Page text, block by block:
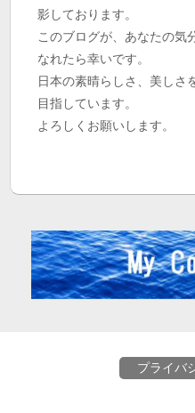
影しております。
このブログが、あなたの気
なれたら幸いです。
日本の素晴らしさ、美しさ
目指しています。
よろしくお願いします。
プライバ